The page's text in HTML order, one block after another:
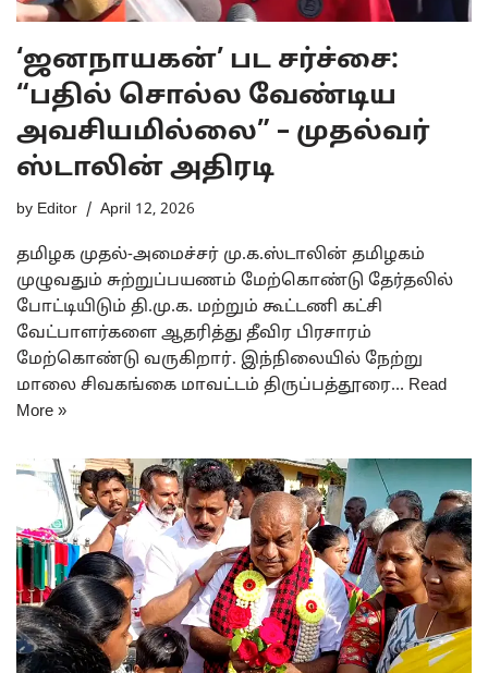
‘ஜனநாயகன்’ பட சர்ச்சை:
“பதில் சொல்ல வேண்டிய
அவசியமில்லை” – முதல்வர்
ஸ்டாலின் அதிரடி
by Editor April 12, 2026
தமிழக முதல்-அமைச்சர் மு.க.ஸ்டாலின் தமிழகம்
முழுவதும் சுற்றுப்பயணம் மேற்கொண்டு தேர்தலில்
போட்டியிடும் தி.மு.க. மற்றும் கூட்டணி கட்சி
வேட்பாளர்களை ஆதரித்து தீவிர பிரசாரம்
மேற்கொண்டு வருகிறார். இந்நிலையில் நேற்று
மாலை சிவகங்கை மாவட்டம் திருப்பத்தூரை… Read
More »